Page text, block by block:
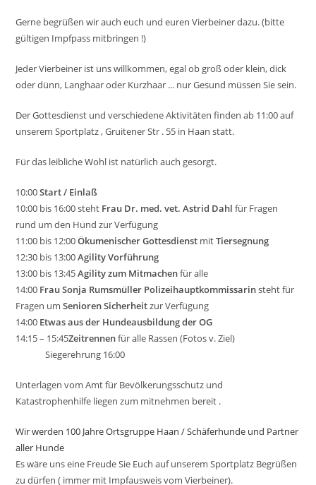
Gerne begrüßen wir auch euch und euren Vierbeiner dazu. (bitte
gültigen Impfpass mitbringen !)
Jeder Vierbeiner ist uns willkommen, egal ob groß oder klein, dick
oder dünn, Langhaar oder Kurzhaar ... nur Gesund müssen Sie sein.
Der Gottesdienst und verschiedene Aktivitäten finden ab 11:00 auf
unserem Sportplatz , Gruitener Str . 55 in Haan statt.
Für das leibliche Wohl ist natürlich auch gesorgt.
10:00Start / Einlaß
10:00 bis 16:00 steht Frau Dr. med. vet. Astrid Dahl für Fragen
rund um den Hund zur Verfügung
11:00 bis 12:00Ökumenischer Gottesdienst mitTiersegnung
12:30 bis 13:00Agility Vorführung
13:00 bis 13:45Agility zum Mitmachenfür alle
14:00 Frau Sonja Rumsmüller Polizeihauptkommissarinsteht für
Fragen umSenioren Sicherheitzur Verfügung
14:00 Etwas aus der Hundeausbildung der OG
14:15 – 15:45Zeitrennenfür alle Rassen (Fotos v. Ziel)
Siegerehrung 16:00
Unterlagen vom Amt für Bevölkerungsschutz und
Katastrophenhilfe liegen zum mitnehmen bereit .
Wir werden 100 Jahre Ortsgruppe Haan / Schäferhunde und Partner
aller Hunde
Es wäre uns eine Freude Sie Euch auf unserem Sportplatz Begrüßen
zu dürfen ( immer mit Impfausweis vom Vierbeiner).